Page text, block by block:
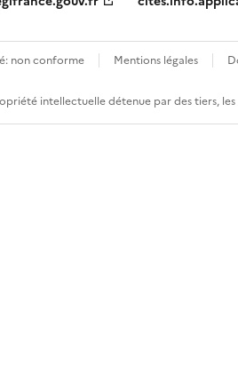
non conforme Mentions légales
intellectuelle détenue par des tiers,